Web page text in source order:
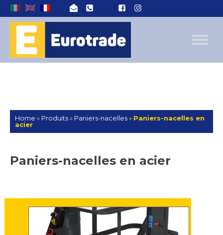
Home » Produits» Paniers-nacelles» Paniers-nacelles en
acier
Paniers-nacelles en acier